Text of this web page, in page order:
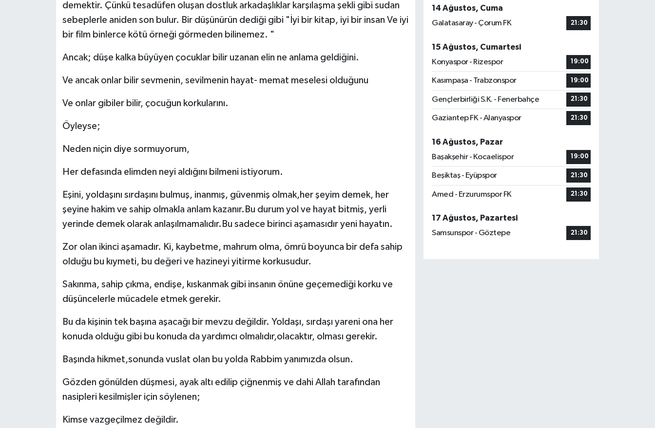
demektir. Çünkü tesadüfen oluşan dostluk arkadaşlıklar karşılaşma şekli gibi sudan
sebeplerle aniden son bulur. Bir düşünürün dediği gibi "İyi bir kitap, iyi bir insan Ve iyi
bir film binlerce kötü örneği görmeden bilinemez. "
Ancak; düşe kalka büyüyen çocuklar bilir uzanan elin ne anlama geldiğini.
Ve ancak onlar bilir sevmenin, sevilmenin hayat- memat meselesi olduğunu
Ve onlar gibiler bilir, çocuğun korkularını.
Öyleyse;
Neden niçin diye sormuyorum,
Her defasında elimden neyi aldığını bilmeni istiyorum.
Eşini, yoldaşını sırdaşını bulmuş, inanmış, güvenmiş olmak,her şeyim demek, her
şeyine hakim ve sahip olmakla anlam kazanır.Bu durum yol ve hayat bitmiş, yerli
yerinde demek olarak anlaşılmamalıdır.Bu sadece birinci aşamasıdır yeni hayatın.
Zor olan ikinci aşamadır. Ki, kaybetme, mahrum olma, ömrü boyunca bir defa sahip
olduğu bu kıymeti, bu değeri ve hazineyi yitirme korkusudur.
Sakınma, sahip çıkma, endişe, kıskanmak gibi insanın önüne geçemediği korku ve
düşüncelerle mücadele etmek gerekir.
Bu da kişinin tek başına aşacağı bir mevzu değildir. Yoldaşı, sırdaşı yareni ona her
konuda olduğu gibi bu konuda da yardımcı olmalıdır,olacaktır, olması gerekir.
Başında hikmet,sonunda vuslat olan bu yolda Rabbim yanımızda olsun.
Gözden gönülden düşmesi, ayak altı edilip çiğnenmiş ve dahi Allah tarafından
nasipleri kesilmişler için söylenen;
Kimse vazgeçilmez değildir.
14 Ağustos, Cuma
Galatasaray - Çorum FK
21:30
15 Ağustos, Cumartesi
Konyaspor - Rizespor
19:00
Kasımpaşa - Trabzonspor 19:00
Gençlerbirliği S.K. - Fenerbahçe 21:30
Gaziantep FK - Alanyaspor 21:30
16 Ağustos, Pazar
Başakşehir - Kocaelispor
19:00
Beşiktaş - Eyüpspor 21:30
Amed - Erzurumspor FK 21:30
17 Ağustos, Pazartesi
Samsunspor - Göztepe
21:30